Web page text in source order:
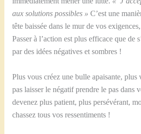
aux solutions possibles » C’est une
tête baissée dans le mur de vos
Passer à l’action est plus efficace que de
par des idées négatives et sombres !
Plus vous créez une bulle apaisante, plus
pas laisser le négatif prendre le pas dans
devenez plus patient, plus persévérant,
chassez tous vos ressentiments !